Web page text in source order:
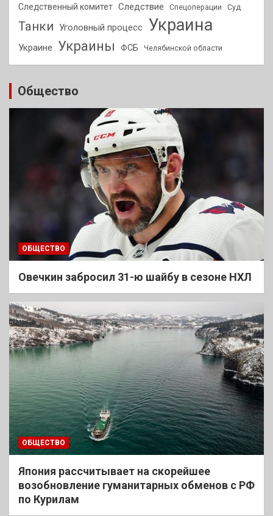
Следственный комитет Следствие Спецоперации Суд
Танки Уголовный процесс Украина
Украине Украины ФСБ Челябинской области
Общество
ОБЩЕСТВО
Овечкин забросил 31-ю шайбу в сезоне НХЛ
ОБЩЕСТВО
Япония рассчитывает на скорейшее
возобновление гуманитарных обменов с РФ
по Курилам